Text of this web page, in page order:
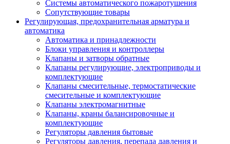
Системы автоматического пожаротушения
Сопутствующие товары
Регулирующая, предохранительная арматура и
автоматика
Автоматика и принадлежности
Блоки управления и контроллеры
Клапаны и затворы обратные
Клапаны регулирующие, электроприводы и
комплектующие
Клапаны смесительные, термостатические
смесительные и комплектующие
Клапаны электромагнитные
Клапаны, краны балансировочные и
комплектующие
Регуляторы давления бытовые
Регуляторы давления, перепада давления и